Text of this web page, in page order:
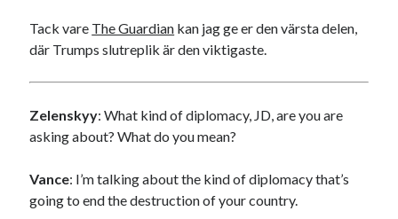
Tack vare The Guardian kan jag ge er den värsta delen,
där Trumps slutreplik är den viktigaste.
Zelenskyy: What kind of diplomacy, JD, are you are
asking about? What do you mean?
Vance: I’m talking about the kind of diplomacy that’s
going to end the destruction of your country.